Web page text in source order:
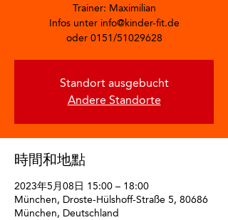
Trainer: Maximilian
Infos unter info@kinder-fit.de
oder 0151/51029628
Standort ausgebucht
Andere Standorte
時間和地點
2023年5月08日 15:00 – 18:00
München, Droste-Hülshoff-Straße 5, 80686
München, Deutschland